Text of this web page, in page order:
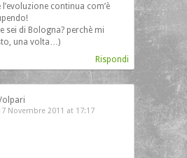
continua com’è
sei di Bologna? perchè mi
una volta…)
Rispondi
Novembre 2011 at 17:17